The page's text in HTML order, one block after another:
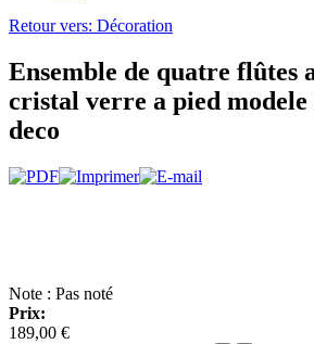
Retour vers: Décoration
Ensemble de quatre flûtes
cristal verre a pied
deco
Note : Pas noté
Prix:
189,00 €